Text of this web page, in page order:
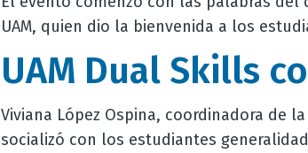
UAM, quien dio la bienvenida a los
UAM Dual Skills
Viviana López Ospina, coordinadora de
socializó con los estudiantes